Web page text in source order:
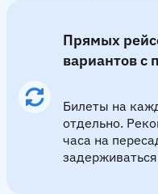
Прямых
вариантов с
Билеты на
отдельно.
часа на
задерживаться